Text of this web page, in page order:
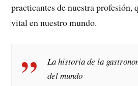
practicantes de nuestra profesión,
vital en nuestro mundo.
La historia de la
del mundo